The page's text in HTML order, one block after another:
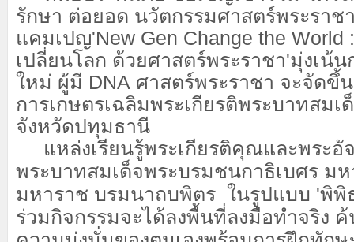
รักษา ต่อยอด นวัตกรรมศาสตร์พระราช
แคมเปญ'New Gen Change the World
เปลี่ยนโลก ด้วยศาสตร์พระราชา'มุ่งเน้น
ใหม่ ผู้มี DNA ศาสตร์พระราชา จะจัด
การเกษตรเฉลิมพระเกียรติพระบาทสมเ
จังหวัดปทุมธานี
แหล่งเรียนรู้พระเกียรติคุณและพระอั
พระบาทสมเด็จพระบรมชนกาธิเบศร ม
มหาราช บรมนาถบพิตร ในรูปแบบ 'พิพิ
ร่วมกิจกรรมจะได้ลงพื้นที่ลงมือทำจริง ค้